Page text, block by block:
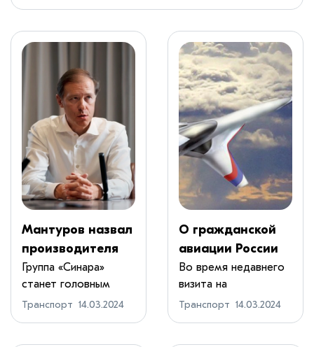
Мантуров назвал
производителя
скоростных
поездов для ВСМ
Группа «Синара»
станет головным
производителем
Транспорт 14.03.2024
О гражданской
авиации России
будущего
Во время недавнего
визита на
Воронежский
Транспорт 14.03.2024